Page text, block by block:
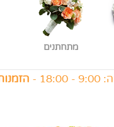
מתחתנים
הזמנות יתקבלו